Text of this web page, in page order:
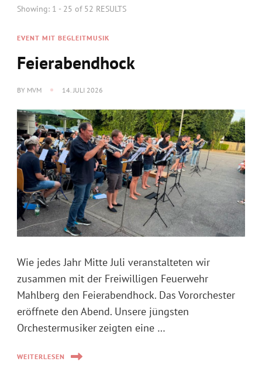
Showing: 1 - 25 of 52 RESULTS
EVENT MIT BEGLEITMUSIK
Feierabendhock
BY MVM 14. JULI 2026
Wie jedes Jahr Mitte Juli veranstalteten wir
zusammen mit der Freiwilligen Feuerwehr
Mahlberg den Feierabendhock. Das Vororchester
eröffnete den Abend. Unsere jüngsten
Orchestermusiker zeigten eine …
WEITERLESEN